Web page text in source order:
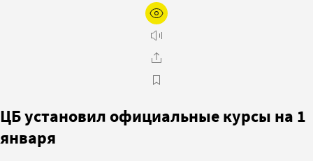
ЦБ установил официальные курсы на 1
января